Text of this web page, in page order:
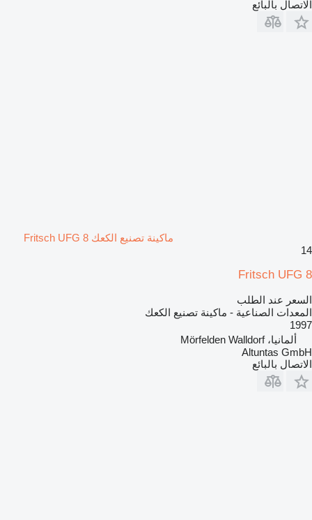
الاتصال بالبائع
ماكينة تصنيع الكعك Fritsch UFG 8
14
Fritsch UFG 8
السعر عند الطلب
المعدات الصناعية - ماكينة تصنيع الكعك
1997
ألمانيا، Mörfelden Walldorf
Altuntas GmbH
الاتصال بالبائع